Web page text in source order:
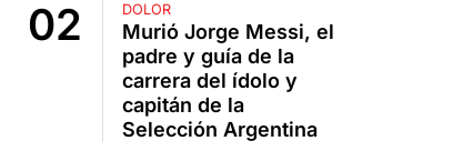
DOLOR
Murió Jorge Messi, el
padre y guía de la
carrera del ídolo y
capitán de la
Selección Argentina